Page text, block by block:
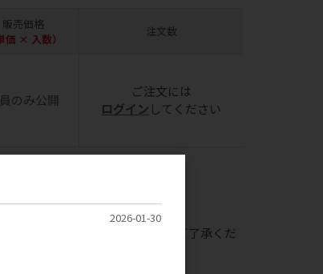
販売価格
価 × 入数）
注文数
のみ公開
ご注文には
ログイン してください
かることもございますので予めご了承くだ
2026-01-30